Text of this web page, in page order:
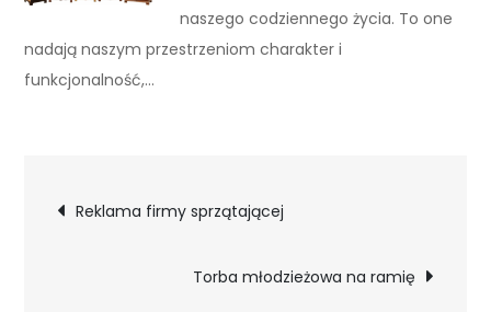
naszego codziennego życia. To one
nadają naszym przestrzeniom charakter i
funkcjonalność,…
Nawigacja
Reklama firmy sprzątającej
Torba młodzieżowa na ramię